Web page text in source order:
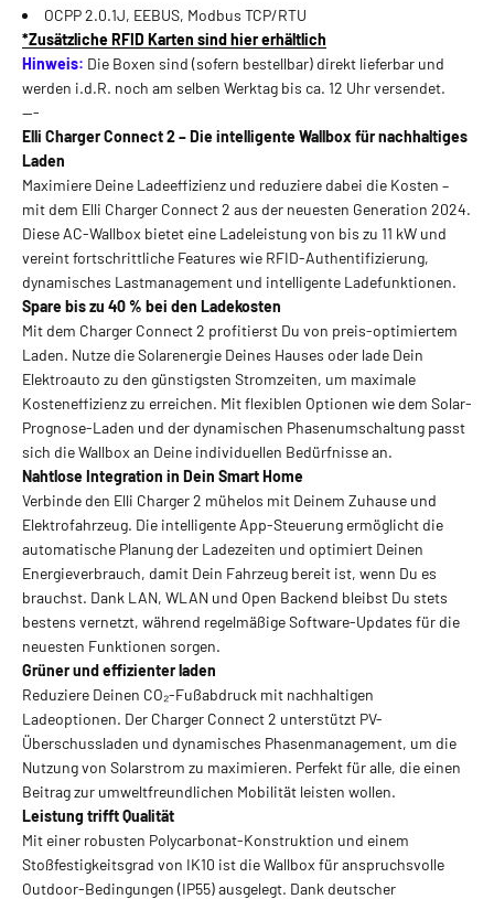
OCPP 2.0.1J, EEBUS, Modbus TCP/RTU
*Zusätzliche RFID Karten sind hier erhältlich
Hinweis: Die Boxen sind (sofern bestellbar) direkt lieferbar und
werden i.d.R. noch am selben Werktag bis ca. 12 Uhr versendet.
---
Elli Charger Connect 2 – Die intelligente Wallbox für nachhaltiges
Laden
Maximiere Deine Ladeeffizienz und reduziere dabei die Kosten –
mit dem Elli Charger Connect 2 aus der neuesten Generation 2024.
Diese AC-Wallbox bietet eine Ladeleistung von bis zu 11 kW und
vereint fortschrittliche Features wie RFID-Authentifizierung,
dynamisches Lastmanagement und intelligente Ladefunktionen.
Spare bis zu 40 % bei den Ladekosten
Mit dem Charger Connect 2 profitierst Du von preis-optimiertem
Laden. Nutze die Solarenergie Deines Hauses oder lade Dein
Elektroauto zu den günstigsten Stromzeiten, um maximale
Kosteneffizienz zu erreichen. Mit flexiblen Optionen wie dem Solar-
Prognose-Laden und der dynamischen Phasenumschaltung passt
sich die Wallbox an Deine individuellen Bedürfnisse an.
Nahtlose Integration in Dein Smart Home
Verbinde den Elli Charger 2 mühelos mit Deinem Zuhause und
Elektrofahrzeug. Die intelligente App-Steuerung ermöglicht die
automatische Planung der Ladezeiten und optimiert Deinen
Energieverbrauch, damit Dein Fahrzeug bereit ist, wenn Du es
brauchst. Dank LAN, WLAN und Open Backend bleibst Du stets
bestens vernetzt, während regelmäßige Software-Updates für die
neuesten Funktionen sorgen.
Grüner und effizienter laden
Reduziere Deinen CO₂-Fußabdruck mit nachhaltigen
Ladeoptionen. Der Charger Connect 2 unterstützt PV-
Überschussladen und dynamisches Phasenmanagement, um die
Nutzung von Solarstrom zu maximieren. Perfekt für alle, die einen
Beitrag zur umweltfreundlichen Mobilität leisten wollen.
Leistung trifft Qualität
Mit einer robusten Polycarbonat-Konstruktion und einem
Stoßfestigkeitsgrad von IK10 ist die Wallbox für anspruchsvolle
Outdoor-Bedingungen (IP55) ausgelegt. Dank deutscher